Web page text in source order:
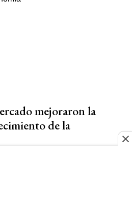
mejoraron la
de la